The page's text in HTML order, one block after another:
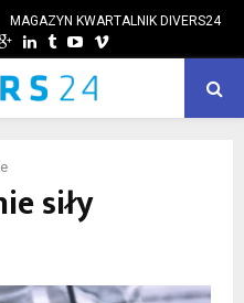
MAGAZYN KWARTALNIK DIVERS24
GOOGLE
LINKEDIN
TUMBLRYOUTUBE
VIMEO
siły